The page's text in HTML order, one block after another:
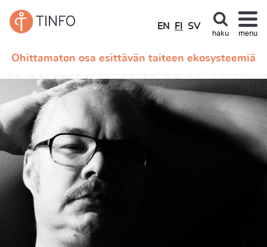
Ohittamaton osa esittävän taiteen ekosysteemiä
EN FI SV
haku menu
SV